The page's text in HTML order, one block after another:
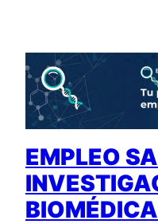
contenido
EMPLEO
BIOMÉDICA